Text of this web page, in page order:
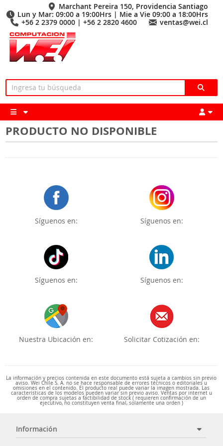
Marchant Pereira 150, Providencia Santiago
Lun y Mar: 09:00 a 19:00Hrs | Mie a Vie 09:00 a 18:00Hrs
+56 2 2379 0000 | +56 2 2820 4600
ventas@wei.cl
PRODUCTO NO DISPONIBLE
Síguenos en: Síguenos en:
Síguenos en: Síguenos en:
Nuestra Ubicación en: Solicitar Cotización en:
La información y precios contenida en este documento está sujeta a cambios sin previo
aviso. Wei Chile S. A. no se hace responsable de errores técnicos o editoriales u
omisiones en el contenido. El producto real puede variar la imagen mostrada. Las
características de los modelos pueden variar sin previo aviso. Ventas por internet u
orden de compra sujetas a factibilidad de stock ( requieren confirmación de un
ejecutivo, no constituyen venta final, solamente una orden )
Información